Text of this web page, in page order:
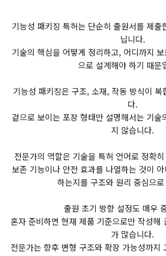
기능성 패키징 특허는 단순히 출원서를 제출
닙니다.
기술의 핵심을 어떻게 정리하고, 어디까지
으로 설계해야 하기 때문
기능성 패키징은 구조, 소재, 작동 방식이 복
다.
겉으로 보이는 포장 형태만 설명해서는 기술
지 않습니다.
전문가의 역할은 기술을 특허 언어로 정확
보존 기능이나 안전 효과를 나열하는 것이
하는지를 구조와 원리 중심으
출원 초기 방향 설정도 매우
혼자 준비하면 현재 제품 기준으로만 작성해
가 많습니다.
전문가는 향후 변형 구조와 확장 가능성까지